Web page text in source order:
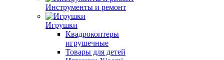
Инструменты и ремонт
Игрушки
Квадрокоптеры
игрушечные
Товары для детей